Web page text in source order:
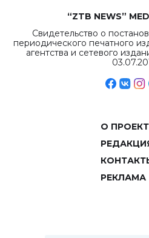
“ZTB NEWS”
Свидетельство о
периодического печатного
агентства и сетевого
О
РЕКЛАМА